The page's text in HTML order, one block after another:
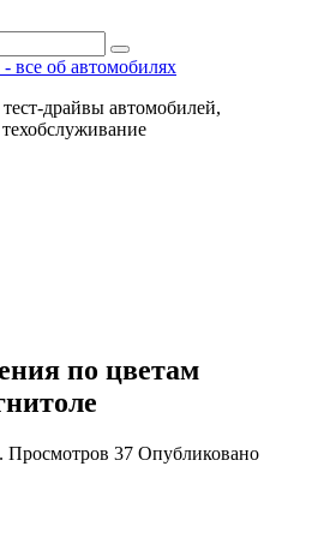
все об автомобилях
драйвы автомобилей,
по цветам
Просмотров 37 Опубликовано